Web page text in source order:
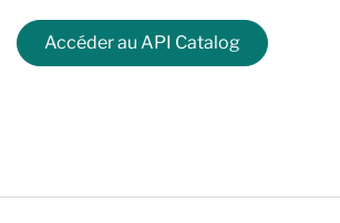
Accéder au API Catalog